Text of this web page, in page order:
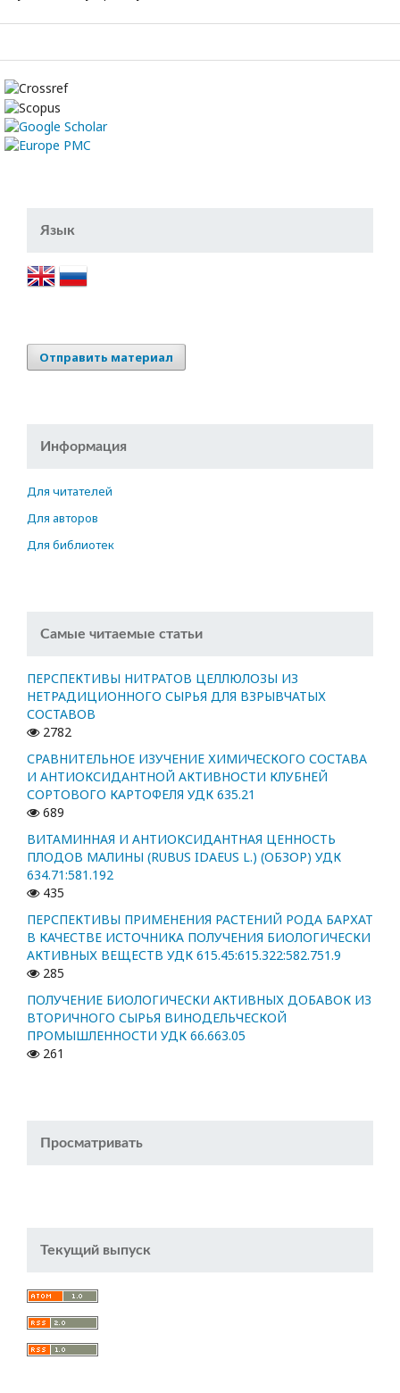
Язык
Отправить материал
Информация
Для читателей
Для авторов
Для библиотек
Самые читаемые статьи
ПЕРСПЕКТИВЫ НИТРАТОВ ЦЕЛЛЮЛОЗЫ ИЗ
НЕТРАДИЦИОННОГО СЫРЬЯ ДЛЯ ВЗРЫВЧАТЫХ
СОСТАВОВ
2782
СРАВНИТЕЛЬНОЕ ИЗУЧЕНИЕ ХИМИЧЕСКОГО СОСТАВА
И АНТИОКСИДАНТНОЙ АКТИВНОСТИ КЛУБНЕЙ
СОРТОВОГО КАРТОФЕЛЯ УДК 635.21
689
ВИТАМИННАЯ И АНТИОКСИДАНТНАЯ ЦЕННОСТЬ
ПЛОДОВ МАЛИНЫ (RUBUS IDAEUS L.) (ОБЗОР) УДК
634.71:581.192
435
ПЕРСПЕКТИВЫ ПРИМЕНЕНИЯ РАСТЕНИЙ РОДА БАРХАТ
В КАЧЕСТВЕ ИСТОЧНИКА ПОЛУЧЕНИЯ БИОЛОГИЧЕСКИ
АКТИВНЫХ ВЕЩЕСТВ УДК 615.45:615.322:582.751.9
285
ПОЛУЧЕНИЕ БИОЛОГИЧЕСКИ АКТИВНЫХ ДОБАВОК ИЗ
ВТОРИЧНОГО СЫРЬЯ ВИНОДЕЛЬЧЕСКОЙ
ПРОМЫШЛЕННОСТИ УДК 66.663.05
261
Просматривать
Текущий выпуск